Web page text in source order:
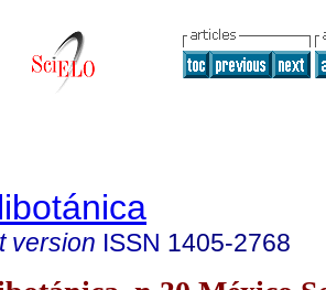
version ISSN 1405-2768